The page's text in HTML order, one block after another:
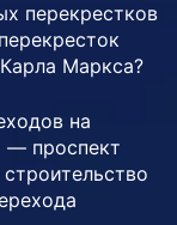
перекрестков
Маркса?
на
— проспект